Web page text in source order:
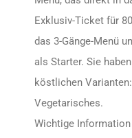
Exklusiv-Ticket für
das 3-Gänge-Menü
als Starter. Sie
köstlichen
Vegetarisches.
Wichtige